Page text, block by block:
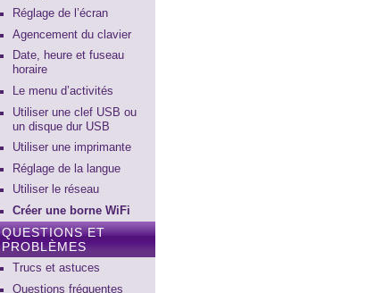
Réglage de l’écran
Agencement du clavier
Date, heure et fuseau
horaire
Le menu d’activités
Utiliser une clef USB ou
un disque dur USB
Utiliser une imprimante
Réglage de la langue
Utiliser le réseau
Créer une borne WiFi
QUESTIONS ET
PROBLÈMES
Trucs et astuces
Questions fréquentes